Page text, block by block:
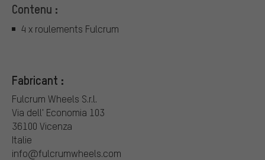
Contenu :
4 x roulements Fulcrum
Fabricant :
Fulcrum Wheels S.r.l.
Via dell' Economia 103
36100 Vicenza
Italie
info@fulcrumwheels.com